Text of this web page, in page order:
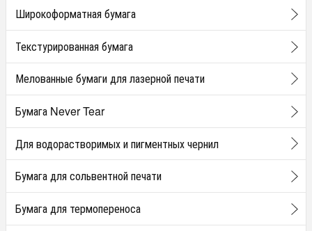
Широкоформатная бумага
Текстурированная бумага
Мелованные бумаги для лазерной печати
Бумага Never Tear
Для водорастворимых и пигментных чернил
Бумага для сольвентной печати
Бумага для термопереноса